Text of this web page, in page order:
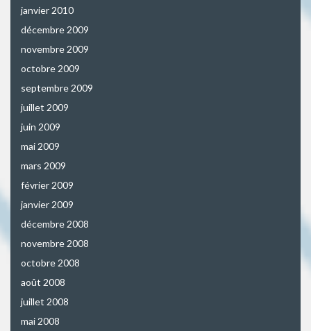
janvier 2010
décembre 2009
novembre 2009
octobre 2009
septembre 2009
juillet 2009
juin 2009
mai 2009
mars 2009
février 2009
janvier 2009
décembre 2008
novembre 2008
octobre 2008
août 2008
juillet 2008
mai 2008